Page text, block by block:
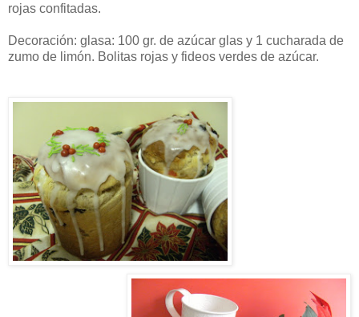
rojas confitadas.
Decoración: glasa: 100 gr. de azúcar glas y 1 cucharada de
zumo de limón. Bolitas rojas y fideos verdes de azúcar.